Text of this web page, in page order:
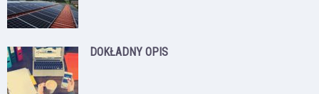
DOKŁADNY OPIS